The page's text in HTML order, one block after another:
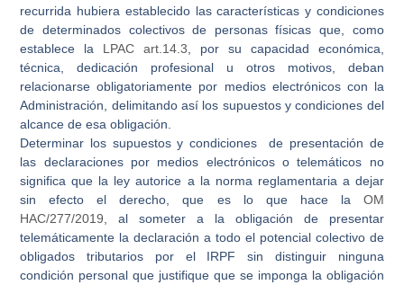
recurrida hubiera establecido las características y condiciones
de determinados colectivosde personas físicas que, como
establece la LPAC art.14.3 , por su capacidad económica,
técnica, dedicación profesional u otros motivos, deban
relacionarse obligatoriamente por medios electrónicos con la
Administración, delimitando así los supuestos y condiciones del
alcance de esa obligación.
Determinar los supuestos y condiciones de presentación de
las declaraciones por medios electrónicos o telemáticos no
significa que la ley autorice a la norma reglamentaria a dejar
sin efecto el derecho, que es lo que hace la OM
HAC/277/2019 , al someter a la obligación de presentar
telemáticamente la declaración a todo el potencial colectivo de
obligados tributarios por el IRPF sin distinguir ninguna
condición personal que justifique que se imponga la obligación